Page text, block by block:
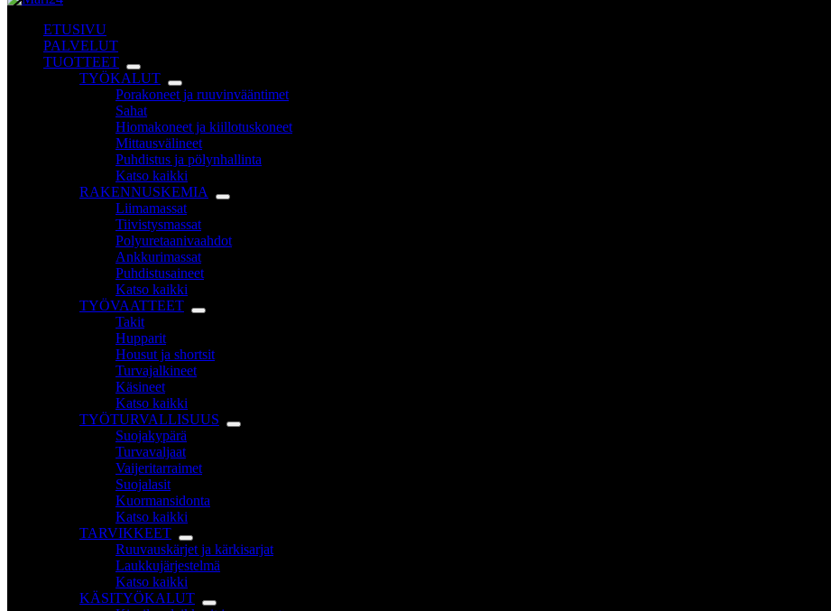
ETUSIVU
PALVELUT
TUOTTEET
TYÖKALUT
Porakoneet ja ruuvinvääntimet
Sahat
Hiomakoneet ja kiillotuskoneet
Mittausvälineet
Puhdistus ja pölynhallinta
Katso kaikki
RAKENNUSKEMIA
Liimamassat
Tiivistysmassat
Polyuretaanivaahdot
Ankkurimassat
Puhdistusaineet
Katso kaikki
TYÖVAATTEET
Takit
Hupparit
Housut ja shortsit
Turvajalkineet
Käsineet
Katso kaikki
TYÖTURVALLISUUS
Suojakypärä
Turvavaljaat
Vaijeritarraimet
Suojalasit
Kuormansidonta
Katso kaikki
TARVIKKEET
Ruuvauskärjet ja kärkisarjat
Laukkujärjestelmä
Katso kaikki
KÄSITYÖKALUT